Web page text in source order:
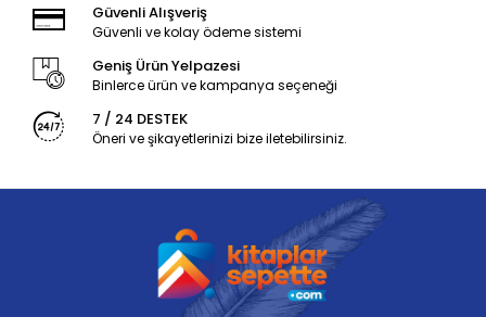
Güvenli Alışveriş
Güvenli ve kolay ödeme sistemi
Geniş Ürün Yelpazesi
Binlerce ürün ve kampanya seçeneği
7 / 24 DESTEK
Öneri ve şikayetlerinizi bize iletebilirsiniz.